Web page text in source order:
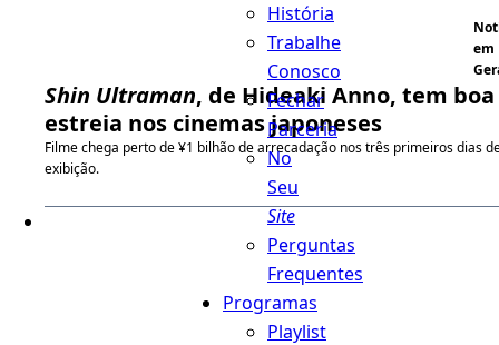
História
Trabalhe
Conosco
Fechar
Parceria
No
Seu
Site
Perguntas
Frequentes
Programas
Playlist
em
Shin Ultraman, de Hideaki Anno, tem boa
estreia nos cinemas japoneses
Filme chega perto de ¥1 bilhão de arrecadação nos três primeiros dias
exibição.